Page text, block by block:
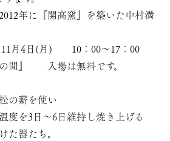
年に『開高窯』を築いた中村満
11月4日(月) 10：00～17：00
間』 入場は無料です。
の薪を使い
度を3日～6日維持し焼き上げる
た器たち。